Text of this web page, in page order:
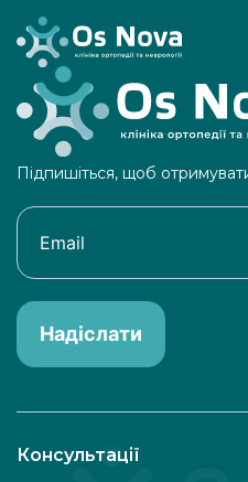
Підпишіться, щоб
Надіслати
Консультації